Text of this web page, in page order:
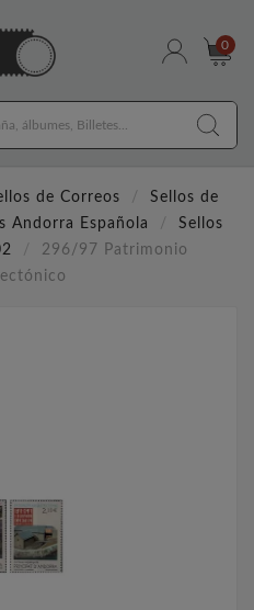
0
de Correos
Sellos de
Andorra Española
Sellos
296/97 Patrimonio